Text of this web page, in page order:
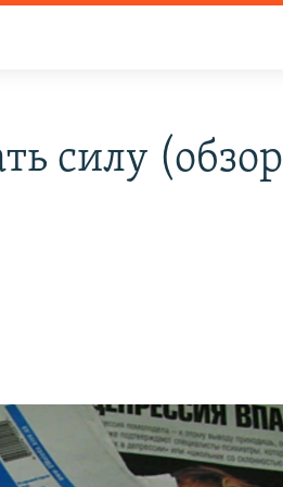
силу (обзор